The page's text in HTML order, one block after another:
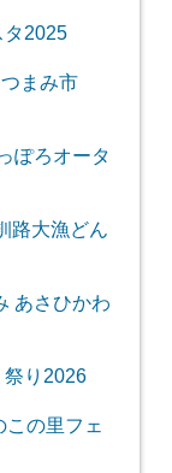
2025
まみ市
ぽろオータ
路大漁どん
あさひかわ
り2026
の里フェ